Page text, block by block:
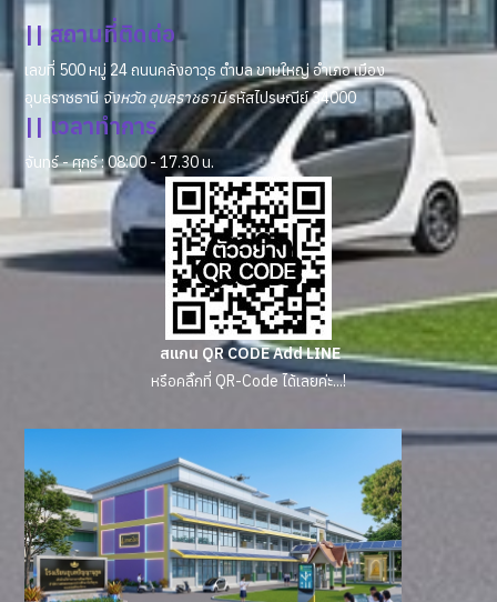
|| สถานที่ติดต่อ
เลขที่ 500 หมู่ 24 ถนนคลังอาวุธ ตำบล ขามใหญ่ อำเภอ เมือง
อุบลราชธานีจังหวัด อุบลราชธานีรหัสไปรษณีย์ 34000
|| เวลาทำการ
จันทร์ - ศุกร์ : 08:00 - 17.30 น.
สแกน QR CODE Add LINE
หรือคลิ๊กที่ QR-Code ได้เลยค่ะ...!